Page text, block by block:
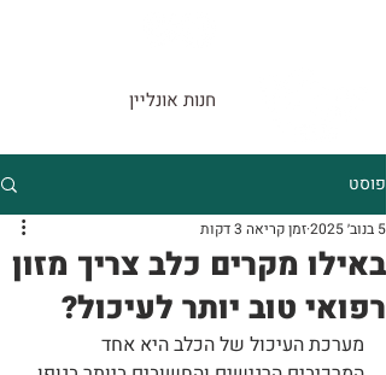
חנות אונליין
פוסט
באילו מקרים כלב צריך מזון
רפואי טוב יותר לעיכול?
5 בנוב׳ 2025 זמן קריאה 3 דקות
מערכת העיכול של הכלב היא אחד